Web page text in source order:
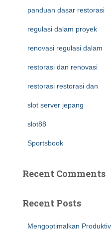
panduan dasar restorasi
regulasi dalam proyek
renovasi regulasi dalam
restorasi dan renovasi
restorasi restorasi dan
slot server jepang
slot88
Sportsbook
Recent Comments
Recent Posts
Mengoptimalkan